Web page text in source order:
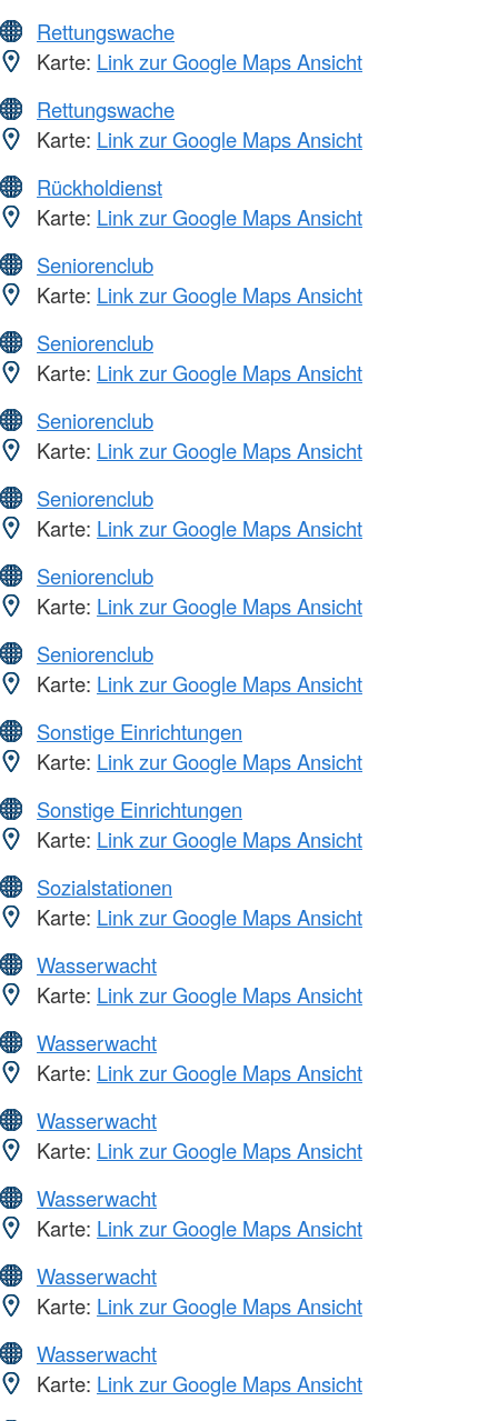
Rettungswache
Karte: Link zur Google Maps Ansicht
Rettungswache
Karte: Link zur Google Maps Ansicht
Rückholdienst
Karte: Link zur Google Maps Ansicht
Seniorenclub
Karte: Link zur Google Maps Ansicht
Seniorenclub
Karte: Link zur Google Maps Ansicht
Seniorenclub
Karte: Link zur Google Maps Ansicht
Seniorenclub
Karte: Link zur Google Maps Ansicht
Seniorenclub
Karte: Link zur Google Maps Ansicht
Seniorenclub
Karte: Link zur Google Maps Ansicht
Sonstige Einrichtungen
Karte: Link zur Google Maps Ansicht
Sonstige Einrichtungen
Karte: Link zur Google Maps Ansicht
Sozialstationen
Karte: Link zur Google Maps Ansicht
Wasserwacht
Karte: Link zur Google Maps Ansicht
Wasserwacht
Karte: Link zur Google Maps Ansicht
Wasserwacht
Karte: Link zur Google Maps Ansicht
Wasserwacht
Karte: Link zur Google Maps Ansicht
Wasserwacht
Karte: Link zur Google Maps Ansicht
Wasserwacht
Karte: Link zur Google Maps Ansicht